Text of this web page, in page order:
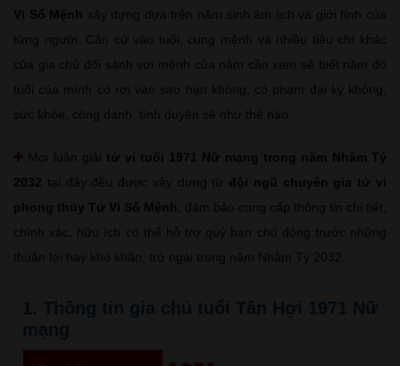
Vi Số Mệnh
xây dựng dựa trên năm sinh âm lịch và giới tính của
từng người. Căn cứ vào tuổi, cung mệnh và nhiều tiêu chí khác
của gia chủ đối sánh với mệnh của năm cần xem sẽ biết năm đó
tuổi của mình có rơi vào sao hạn không, có phạm đại kỵ không,
sức khỏe, công danh, tình duyên sẽ như thế nào.
Mọi luận giải tử vi tuổi 1971 Nữ mạng trong năm Nhâm Tý
2032 tại đây đều được xây dựng từ đội ngũ chuyên gia tử vi
phong thủy Tử Vi Số Mệnh
, đảm bảo cung cấp thông tin chi tiết,
chính xác, hữu ích có thể hỗ trợ quý bạn chủ động trước những
thuận lợi hay khó khăn, trở ngại trong năm Nhâm Tý 2032.
1. Thông tin gia chủ tuổi Tân Hợi 1971 Nữ
mạng